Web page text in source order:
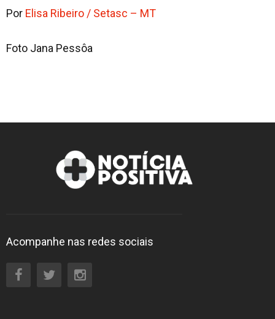
Por Elisa Ribeiro / Setasc – MT
Foto Jana Pessôa
Acompanhe nas redes sociais